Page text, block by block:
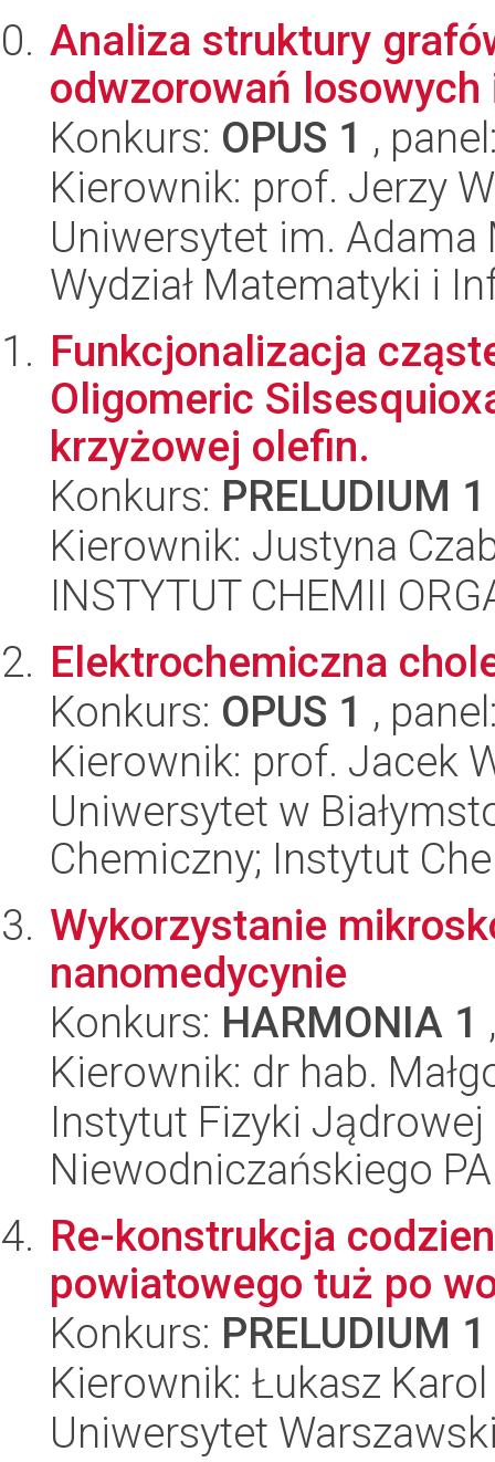
Analiza struktury
odwzorowań
Konkurs: OPUS 1 ,
Kierownik: prof. Jerzy
Uniwersytet im.
Wydział Matematyki i
Funkcjonalizacja
Oligomeric
krzyżowej olefin.
Konkurs: PRELUDIUM 1
Kierownik: Justyna
INSTYTUT CHEMII
Elektrochemiczna
Konkurs: OPUS 1 ,
Kierownik: prof. Jacek
Uniwersytet w
Chemiczny; Instytut
Wykorzystanie
nanomedycynie
Konkurs: HARMONIA 1
Kierownik: dr hab.
Instytut Fizyki
Niewodniczańskiego
Re-konstrukcja
powiatowego tuż po
Konkurs: PRELUDIUM 1
Kierownik: Łukasz
Uniwersytet